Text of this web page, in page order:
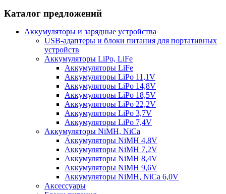
Каталог предложений
Аккумуляторы и зарядные устройства
USB-адаптеры и блоки питания для портативных
устройств
Аккумуляторы LiPo, LiFe
Аккумуляторы LiFe
Аккумуляторы LiPo 11,1V
Аккумуляторы LiPo 14,8V
Аккумуляторы LiPo 18,5V
Аккумуляторы LiPo 22,2V
Аккумуляторы LiPo 3,7V
Аккумуляторы LiPo 7,4V
Аккумуляторы NiMH, NiCa
Аккумуляторы NiMH 4,8V
Аккумуляторы NiMH 7,2V
Аккумуляторы NiMH 8,4V
Аккумуляторы NiMH 9,6V
Аккумуляторы NiMH, NiCa 6,0V
Аксессуары